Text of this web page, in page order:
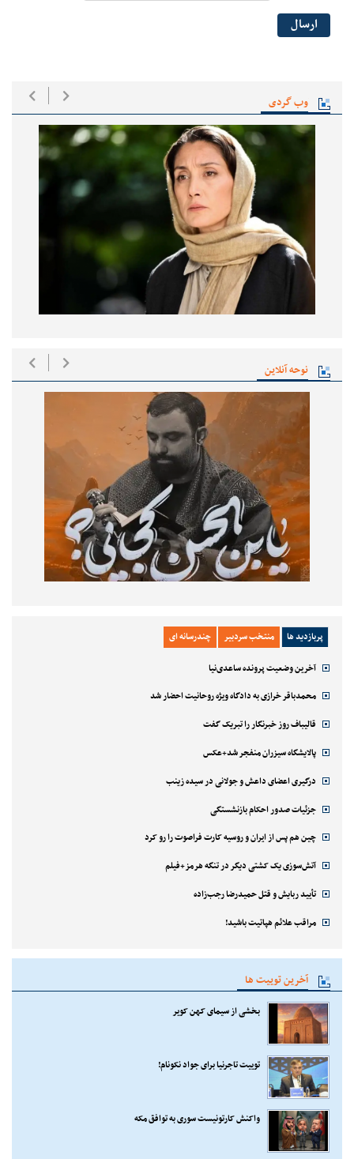
وب گردی
نوحه آنلاین
پربازدید ها منتخب سردبیر چندرسانه ای
آخرین وضعیت پرونده ساعدی‌نیا
محمدباقر خرازی به دادگاه ویژه روحانیت احضار شد
قالیباف روز خبرنگار را تبریک گفت
پالایشگاه سیزران منفجر شد+عکس
درگیری اعضای داعش و جولانی در سیده زینب
جزئیات صدور احکام بازنشستگی
چین هم پس از ایران و روسیه کارت فراصوت را رو کرد
آتش‌سوزی یک کشتی دیگر در تنگه هرمز+فیلم
تأیید ربایش و قتل حمیدرضا رجب‌زاده
مراقب علائم هپاتیت باشید!
آخرین توییت ها
بخشی از سیمای کهن کویر
توییت تاجرنیا برای جواد نکونام!
واکنش کارتونیست سوری به توافق مکه
ارسال